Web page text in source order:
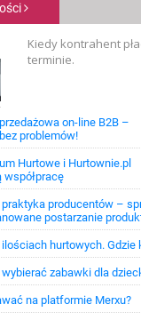
Kiedy kontrahent
terminie.
on-line B2B –
problemów!
Hurtowe i Hurtownie.pl
współpracę
producentów –
postarzanie
hurtowych. Gdzie
zabawki dla
na platformie Merxu?